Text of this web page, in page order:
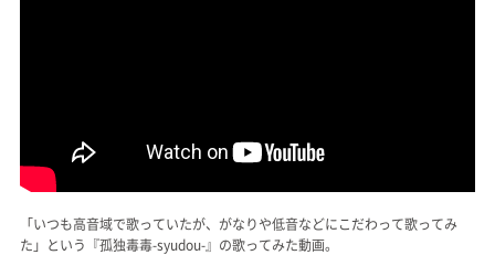
「いつも高音域で歌っていたが、がなりや低音などにこだわって歌ってみ
た」という『孤独毒毒-syudou-』の歌ってみた動画。